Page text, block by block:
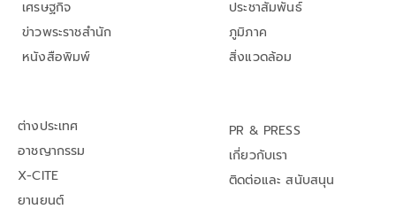
เศรษฐกิจ
ข่าวพระราชสำนัก
หนังสือพิมพ์
ประชาสัมพันธ์
ภูมิภาค
สิ่งแวดล้อม
ต่างประเทศ
อาชญากรรม
X-CITE
ยานยนต์
PR & PRESS
เกี่ยวกับเรา
ติดต่อและ สนับสนุน